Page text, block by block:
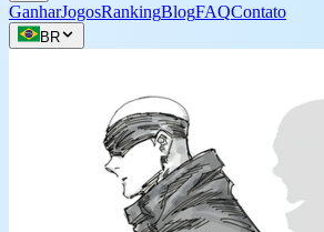
GanharJogosRankingBlogFAQContato
BR